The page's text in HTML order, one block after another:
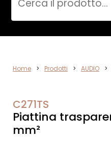
Cerca
Home > Prodotti > AUDIO >
C271TS
Piattina
mm²